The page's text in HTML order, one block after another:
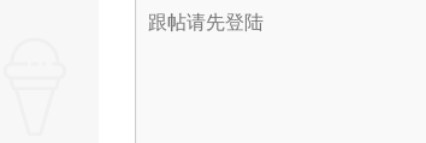
Scapple 1.5.2 更新内容：